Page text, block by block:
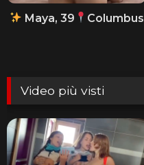
Maya, 39 Columbus
Video più visti